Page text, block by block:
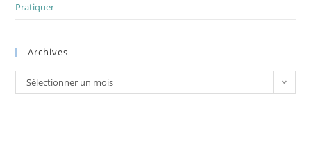
Pratiquer
Archives
Archives
Sélectionner un mois